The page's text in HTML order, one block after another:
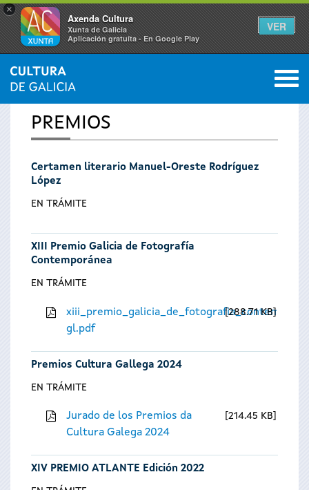
×
Axenda Cultura
Xunta de Galicia
Aplicación gratuíta - En Google Play
VER
Se
encuentra
usted
aquí
INICIO 0
PREMIOS
Certamen literario Manuel-Oreste Rodríguez
López
EN TRÁMITE
XIII Premio Galicia de Fotografía
Contemporánea
EN TRÁMITE
gl.pdf
288.71 KB
Premios Cultura Gallega 2024
EN TRÁMITE
Jurado de los Premios da
Cultura Galega 2024
214.45 KB
XIV PREMIO ATLANTE Edición 2022